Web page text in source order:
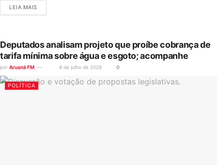
LEIA MAIS
Deputados analisam projeto que proíbe cobrança de
tarifa mínima sobre água e esgoto; acompanhe
por Aruanã FM 8 de julho de 2026 0
POLÍTICA